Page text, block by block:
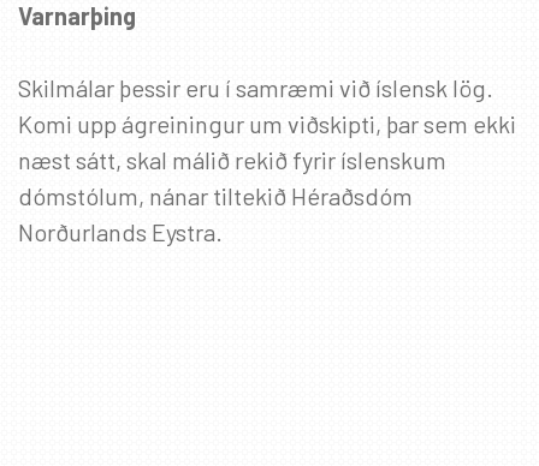
Varnarþing
Skilmálar þessir eru í samræmi við íslensk lög.
Komi upp ágreiningur um viðskipti, þar sem ekki
næst sátt, skal málið rekið fyrir íslenskum
dómstólum, nánar tiltekið Héraðsdóm
Norðurlands Eystra.